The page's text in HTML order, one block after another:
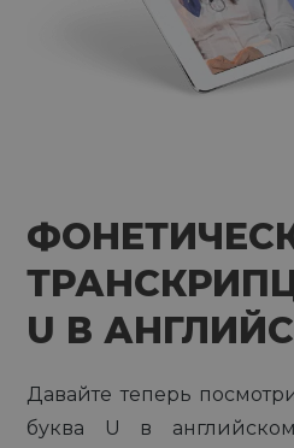
U В
Давайте теперь
буква U в